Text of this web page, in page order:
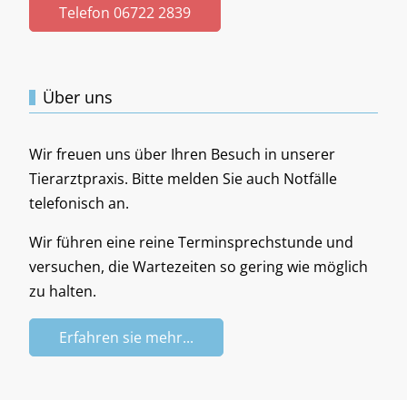
Telefon 06722 2839
Über uns
Wir freuen uns über Ihren Besuch in unserer
Tierarztpraxis. Bitte melden Sie auch Notfälle
telefonisch an.
Wir führen eine reine Terminsprechstunde und
versuchen, die Wartezeiten so gering wie möglich
zu halten.
Erfahren sie mehr...